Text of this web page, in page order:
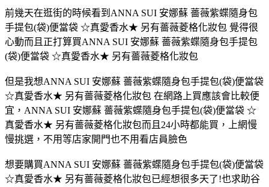
前幾天在逛街的時候看到ANNA SUI 安娜蘇 薔薇紫蝶隨身包
手提包(袋)便當袋 ☆真愛香水★ 另有薔薇菱格化妝包 覺得很
心動而且正打算買ANNA SUI 安娜蘇 薔薇紫蝶隨身包手提包
(袋)便當袋 ☆真愛香水★ 另有薔薇菱格化妝包
但是我想ANNA SUI 安娜蘇 薔薇紫蝶隨身包手提包(袋)便當袋
☆真愛香水★ 另有薔薇菱格化妝包 在網路上買應該會比較便
宜，ANNA SUI 安娜蘇 薔薇紫蝶隨身包手提包(袋)便當袋 ☆
真愛香水★ 另有薔薇菱格化妝包而且24小時都能買，上網慢
慢挑選，不用等店家開門也不用看店員臉色
想要購買ANNA SUI 安娜蘇 薔薇紫蝶隨身包手提包(袋)便當袋
☆真愛香水★ 另有薔薇菱格化妝包已經想很多天了!也求助谷